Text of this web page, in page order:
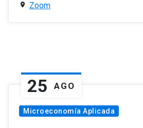
Zoom
25 AGO
Microeconomía Aplicada